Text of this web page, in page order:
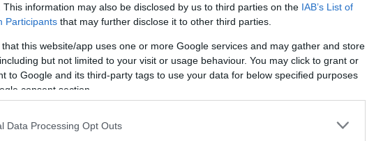
This information may also be disclosed by us to third parties on the IAB’s List of
Participants that may further disclose it to other third parties.
that this website/app uses one or more Google services and may gather and store
but not limited to your visit or usage behaviour. You may click to grant or
to Google and its third-party tags to use your data for below specified purposes
consent section.
Data Processing Opt Outs